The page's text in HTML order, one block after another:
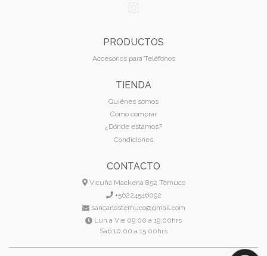
PRODUCTOS
Accesorios para Teléfonos
TIENDA
Quiénes somos
Cómo comprar
¿Dónde estamos?
Condiciones
CONTACTO
Vicuña Mackena 852 Temuco
+56224546092
sancarlostemuco@gmail.com
Lun a Vie 09:00 a 19:00hrs
Sab 10:00 a 15:00hrs